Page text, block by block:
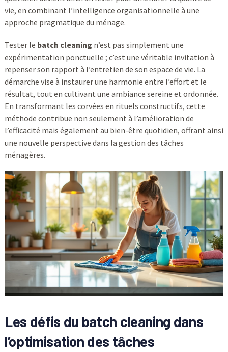
vie, en combinant l’intelligence organisationnelle à une
approche pragmatique du ménage.
Tester le batch cleaning n’est pas simplement une
expérimentation ponctuelle ; c’est une véritable invitation à
repenser son rapport à l’entretien de son espace de vie. La
démarche vise à instaurer une harmonie entre l’effort et le
résultat, tout en cultivant une ambiance sereine et ordonnée.
En transformant les corvées en rituels constructifs, cette
méthode contribue non seulement à l’amélioration de
l’efficacité mais également au bien-être quotidien, offrant ainsi
une nouvelle perspective dans la gestion des tâches
ménagères.
Les défis du batch cleaning dans
l’optimisation des tâches